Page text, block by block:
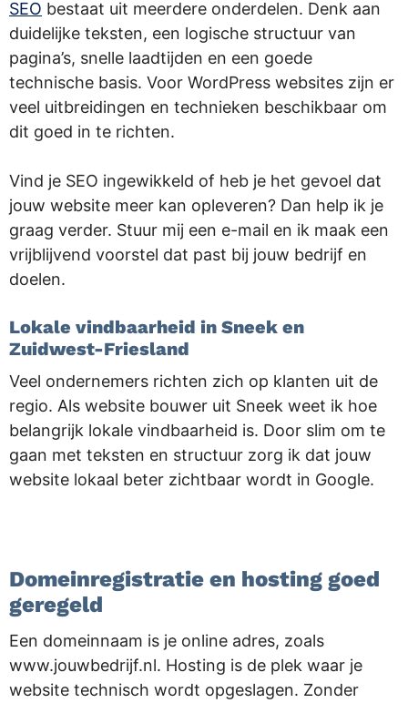
SEO bestaat uit meerdere onderdelen. Denk aan
duidelijke teksten, een logische structuur van
pagina’s, snelle laadtijden en een goede
technische basis. Voor WordPress websites zijn er
veel uitbreidingen en technieken beschikbaar om
dit goed in te richten.
Vind je SEO ingewikkeld of heb je het gevoel dat
jouw website meer kan opleveren? Dan help ik je
graag verder. Stuur mij een e-mail en ik maak een
vrijblijvend voorstel dat past bij jouw bedrijf en
doelen.
Lokale vindbaarheid in Sneek en
Zuidwest-Friesland
Veel ondernemers richten zich op klanten uit de
regio. Als website bouwer uit Sneek weet ik hoe
belangrijk lokale vindbaarheid is. Door slim om te
gaan met teksten en structuur zorg ik dat jouw
website lokaal beter zichtbaar wordt in Google.
Domeinregistratie en hosting goed
geregeld
Een domeinnaam is je online adres, zoals
www.jouwbedrijf.nl. Hosting is de plek waar je
website technisch wordt opgeslagen. Zonder